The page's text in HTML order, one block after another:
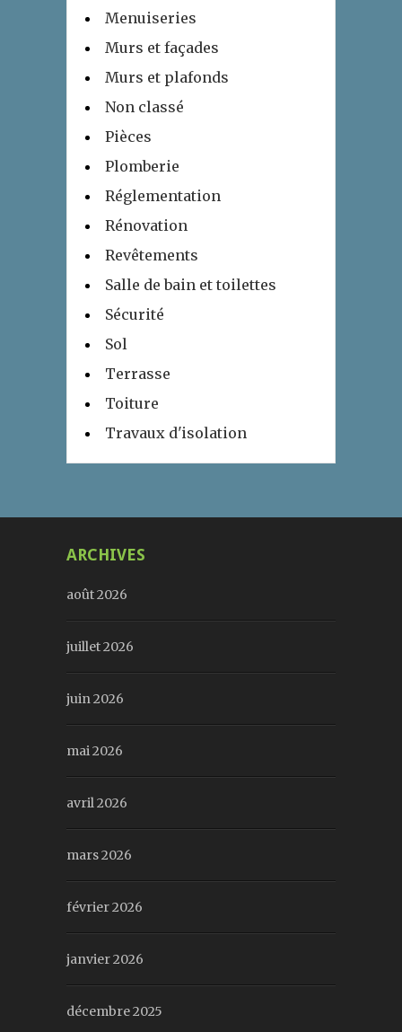
Menuiseries
Murs et façades
Murs et plafonds
Non classé
Pièces
Plomberie
Réglementation
Rénovation
Revêtements
Salle de bain et toilettes
Sécurité
Sol
Terrasse
Toiture
Travaux d'isolation
ARCHIVES
août 2026
juillet 2026
juin 2026
mai 2026
avril 2026
mars 2026
février 2026
janvier 2026
décembre 2025